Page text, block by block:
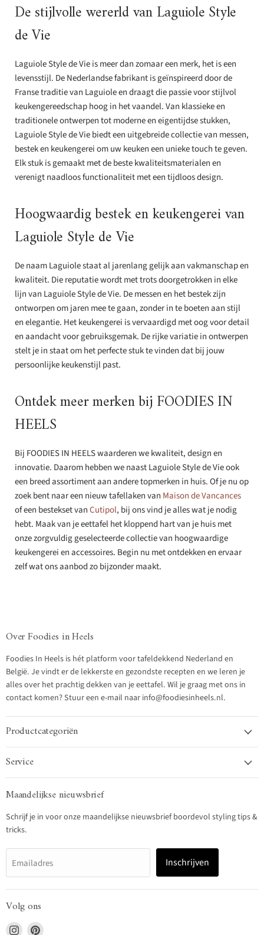
De stijlvolle wererld van Laguiole Style
de Vie
Laguiole Style de Vie is meer dan zomaar een merk, het is een
levensstijl. De Nederlandse fabrikant is geïnspireerd door de
Franse traditie van Laguiole en draagt die passie voor stijlvol
keukengereedschap hoog in het vaandel. Van klassieke en
traditionele ontwerpen tot moderne en eigentijdse stukken,
Laguiole Style de Vie biedt een uitgebreide collectie van messen,
bestek en keukengerei om uw keuken een unieke touch te geven.
Elk stuk is gemaakt met de beste kwaliteitsmaterialen en
verenigt naadloos functionaliteit met een tijdloos design.
Hoogwaardig bestek en keukengerei van
Laguiole Style de Vie
De naam Laguiole staat al jarenlang gelijk aan vakmanschap en
kwaliteit. Die reputatie wordt met trots doorgetrokken in elke
lijn van Laguiole Style de Vie. De messen en het bestek zijn
ontworpen om jaren mee te gaan, zonder in te boeten aan stijl
en elegantie. Het keukengerei is vervaardigd met oog voor detail
en aandacht voor gebruiksgemak. De rijke variatie in ontwerpen
stelt je in staat om het perfecte stuk te vinden dat bij jouw
persoonlijke keukenstijl past.
Ontdek meer merken bij FOODIES IN
HEELS
Bij FOODIES IN HEELS waarderen we kwaliteit, design en
innovatie. Daarom hebben we naast Laguiole Style de Vie ook
een breed assortiment aan andere topmerken in huis. Of je nu op
zoek bent naar een nieuw tafellaken van Maison de Vancances
of een bestekset vanCutipol, bij ons vind je alles wat je nodig
hebt. Maak van je eettafel het kloppend hart van je huis met
onze zorgvuldig geselecteerde collectie van hoogwaardige
keukengerei en accessoires. Begin nu met ontdekken en ervaar
zelf wat ons aanbod zo bijzonder maakt.
Over Foodies in Heels
Foodies In Heels is hét platform voor tafeldekkend Nederland en
België. Je vindt er de lekkerste en gezondste recepten en we leren je
alles over het prachtig dekken van je eettafel. Wil je graag met ons in
contact komen? Stuur een e-mail naar info@foodiesinheels.nl.
Productcategoriën
Service
Maandelijkse nieuwsbrief
Schrijf je in voor onze maandelijkse nieuwsbrief boordevol styling tips &
tricks.
Emailadres Inschrijven
Volg ons
Vind Vind